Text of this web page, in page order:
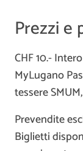
Prezzi e
CHF 10.-
MyLugano
tessere
Prevendite
Biglietti